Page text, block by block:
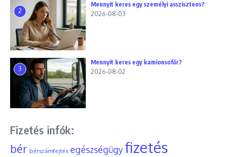
2
Mennyit keres egy személyi asszisztens?
2026-08-03
3
Mennyit keres egy kamionsofőr?
2026-08-02
Fizetés infók:
bér bérszámfejtés egészségügyfizetés